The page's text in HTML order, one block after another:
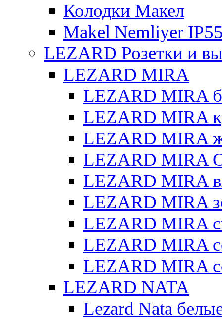
Колодки Макел
Makel Nemliyer
LEZARD Розетки и
LEZARD MIRA
LEZARD MIRA
LEZARD MIRA
LEZARD MIRA
LEZARD MIRA
LEZARD MIRA
LEZARD MIRA
LEZARD MIRA
LEZARD MIRA
LEZARD MIRA
LEZARD NATA
Lezard Nata